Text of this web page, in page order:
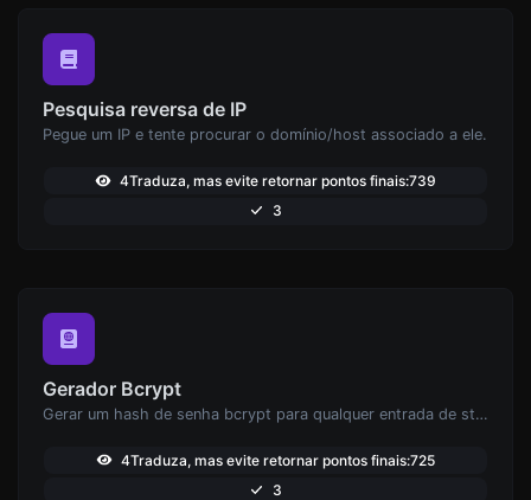
Pesquisa reversa de IP
Pegue um IP e tente procurar o domínio/host associado a ele.
4Traduza, mas evite retornar pontos finais:739
3
Gerador Bcrypt
Gerar um hash de senha bcrypt para qualquer entrada de string.
4Traduza, mas evite retornar pontos finais:725
3